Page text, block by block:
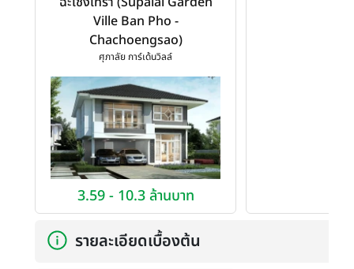
Ville Ban Pho -
Chachoengsao)
ศุภาลัย การ์เด้นวิลล์
3.59 - 10.3 ล้านบาท
รายละเอียดเบื้องต้น